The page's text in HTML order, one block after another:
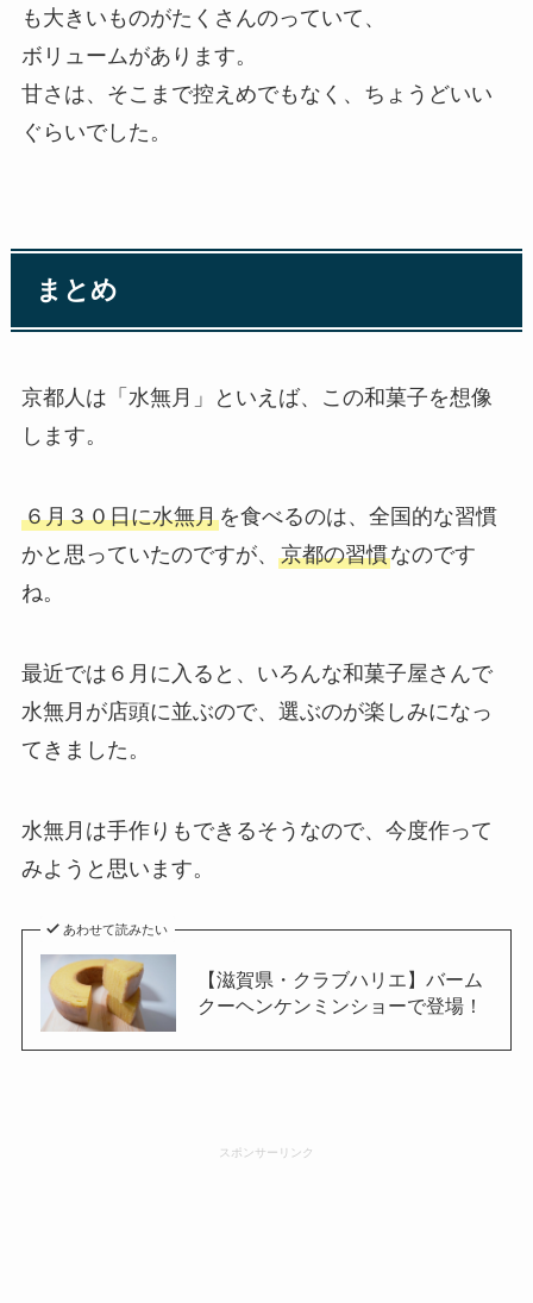
も大きいものがたくさんのっていて、
ボリュームがあります。
甘さは、そこまで控えめでもなく、ちょうどいい
ぐらいでした。
まとめ
京都人は「水無月」といえば、この和菓子を想像
します。
６月３０日に水無月を食べるのは、全国的な習慣
かと思っていたのですが、 京都の習慣なのです
ね。
最近では６月に入ると、いろんな和菓子屋さんで
水無月が店頭に並ぶので、選ぶのが楽しみになっ
てきました。
水無月は手作りもできるそうなので、今度作って
みようと思います。
あわせて読みたい
【滋賀県・クラブハリエ】バーム
クーヘンケンミンショーで登場！
スポンサーリンク